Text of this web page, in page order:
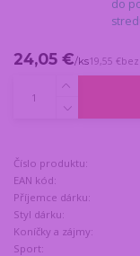
do
24,05 €/ks19,55 €bez
Číslo produktu:
EAN kód:
Příjemce dárku:
Styl dárku:
Koníčky a zájmy:
Sport: